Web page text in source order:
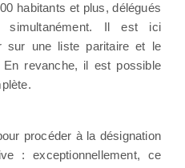
habitants et plus, délégués
simultanément. Il est ici
sur une liste paritaire et le
revanche, il est possible
procéder à la désignation
: exceptionnellement, ce